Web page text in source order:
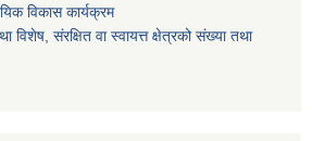
विकास कार्यक्रम
विशेष, संरक्षित वा स्वायत्त क्षेत्रको संख्या तथा